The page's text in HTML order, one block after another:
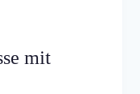
mit